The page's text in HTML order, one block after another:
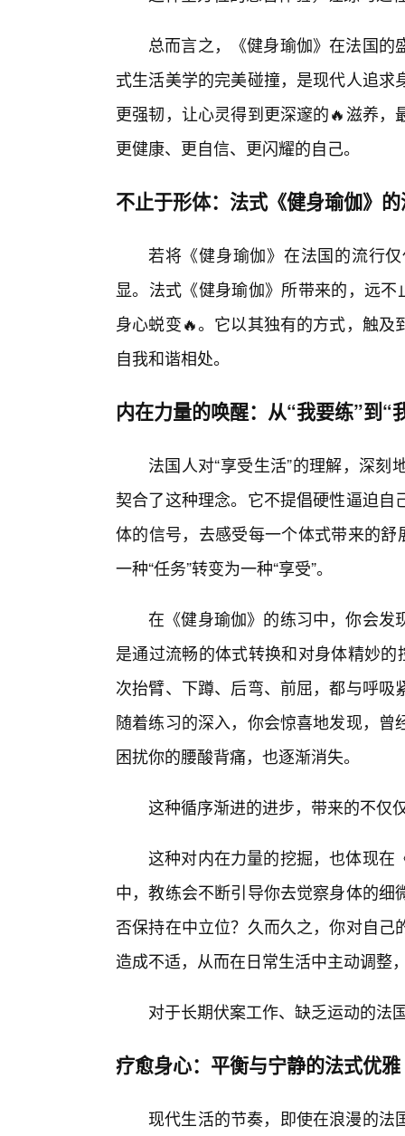
总而言之，《健身瑜伽》在法国
式生活美学的完美碰撞，是现代人追
更强韧，让心灵得到更深邃的🔥滋养
更健康、更自信、更闪耀的自己。
不止于形体：法式《健身瑜伽》
若将《健身瑜伽》在法国的流行
显。法式《健身瑜伽》所带来的，远
身心蜕变🔥。它以其独有的方式，触
自我和谐相处。
内在力量的唤醒：从“我要练”到“
法国人对“享受生活”的理解，深
契合了这种理念。它不提倡硬性逼迫
体的信号，去感受每一个体式带来的
一种“任务”转变为一种“享受”。
在《健身瑜伽》的练习中，你会发
是通过流畅的体式转换和对身体精妙
次抬臂、下蹲、后弯、前屈，都与呼
随着练习的深入，你会惊喜地发现，
困扰你的腰酸背痛，也逐渐消失。
这种循序渐进的进步，带来的不仅
这种对内在力量的挖掘，也体现在
中，教练会不断引导你去觉察身体的
否保持在中立位？久而久之，你对自
造成不适，从而在日常生活中主动调整
对于长期伏案工作、缺乏运动的法
疗愈身心：平衡与宁静的法式优雅
现代生活的节奏，即使在浪漫的法